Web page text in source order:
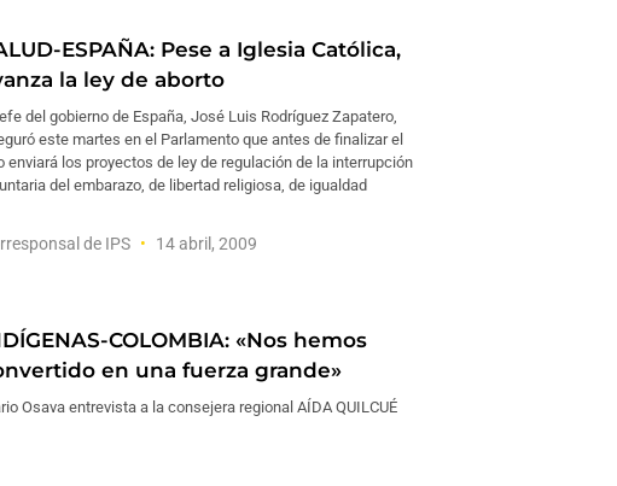
ESPAÑA: Pese a Iglesia Católica,
la ley de aborto
del gobierno de España, José Luis Rodríguez Zapatero,
este martes en el Parlamento que antes de finalizar el
enviará los proyectos de ley de regulación de la interrupción
del embarazo, de libertad religiosa, de igualdad
de IPS 14 abril, 2009
COLOMBIA: «Nos hemos
en una fuerza grande»
Osava entrevista a la consejera regional AÍDA QUILCUÉ